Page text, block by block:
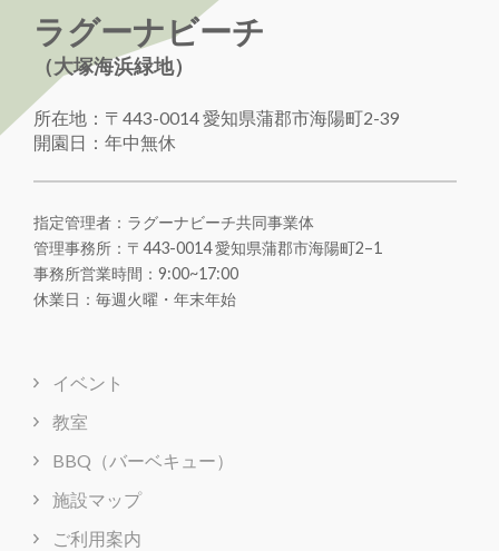
ラグーナビーチ
（大塚海浜緑地）
所在地：〒443-0014 愛知県蒲郡市海陽町2-39
開園日：年中無休
指定管理者：ラグーナビーチ共同事業体
管理事務所：〒443-0014 愛知県蒲郡市海陽町2–1
事務所営業時間：9:00~17:00
休業日：毎週火曜・年末年始
イベント
教室
BBQ（バーベキュー）
施設マップ
ご利用案内